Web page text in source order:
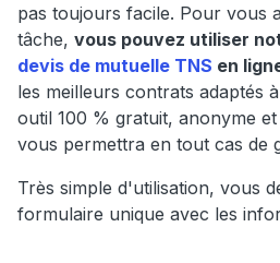
pas toujours facile. Pour vous
tâche, vous pouvez utiliser
devis de mutuelle TNS en
les meilleurs contrats adaptés
outil 100 % gratuit, anonyme
vous permettra en tout cas de
Très simple d'utilisation, vous
formulaire unique avec les